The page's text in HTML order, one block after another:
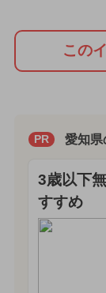
この
PR 愛知県
3歳以下
すすめ